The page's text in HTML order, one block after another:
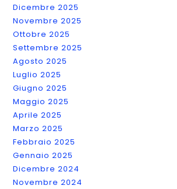
Dicembre 2025
Novembre 2025
Ottobre 2025
Settembre 2025
Agosto 2025
Luglio 2025
Giugno 2025
Maggio 2025
Aprile 2025
Marzo 2025
Febbraio 2025
Gennaio 2025
Dicembre 2024
Novembre 2024